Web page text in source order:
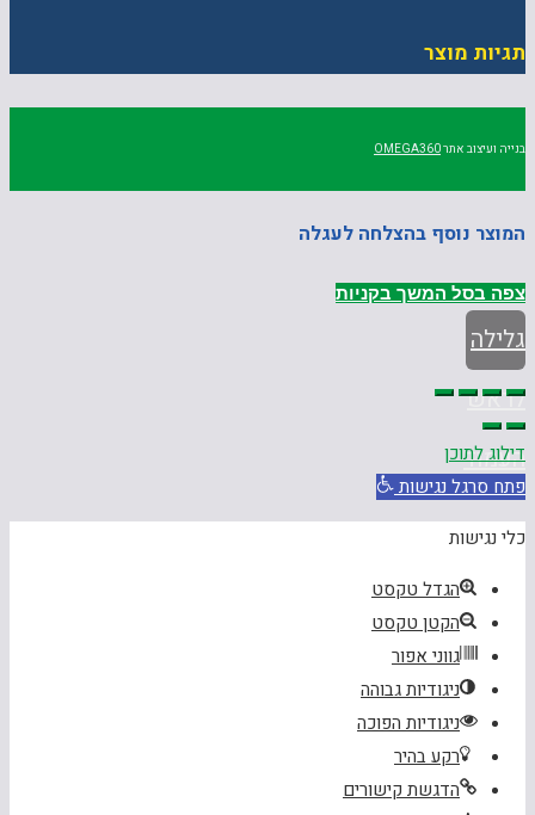
תגיות מוצר
בנייה ועיצוב אתרOMEGA360
המוצר נוסף בהצלחה לעגלה
צפה בסל המשך בקניות
גלילה
לראש
העמוד
דילוג לתוכן
פתח סרגל נגישות
כלי נגישות
הגדל טקסט
הקטן טקסט
גווני אפור
ניגודיות גבוהה
ניגודיות הפוכה
רקע בהיר
הדגשת קישורים